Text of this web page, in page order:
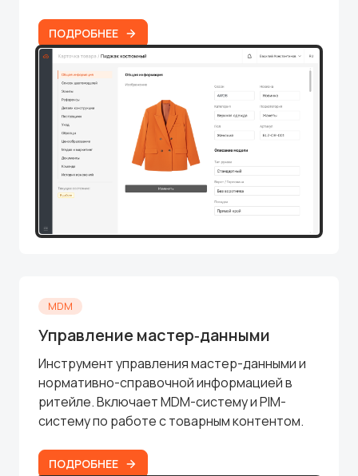
ПОДРОБНЕЕ
MDM
Управление мастер‑данными
Инструмент управления мастер-данными и
нормативно-справочной информацией в
ритейле. Включает MDM-систему и PIM-
систему по работе с товарным контентом.
ПОДРОБНЕЕ